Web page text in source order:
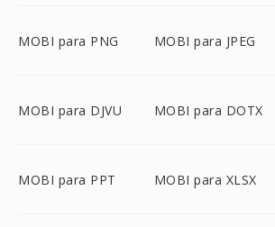
MOBI para PNG MOBI para JPEG
MOBI para DJVU MOBI para DOTX
MOBI para PPT MOBI para XLSX